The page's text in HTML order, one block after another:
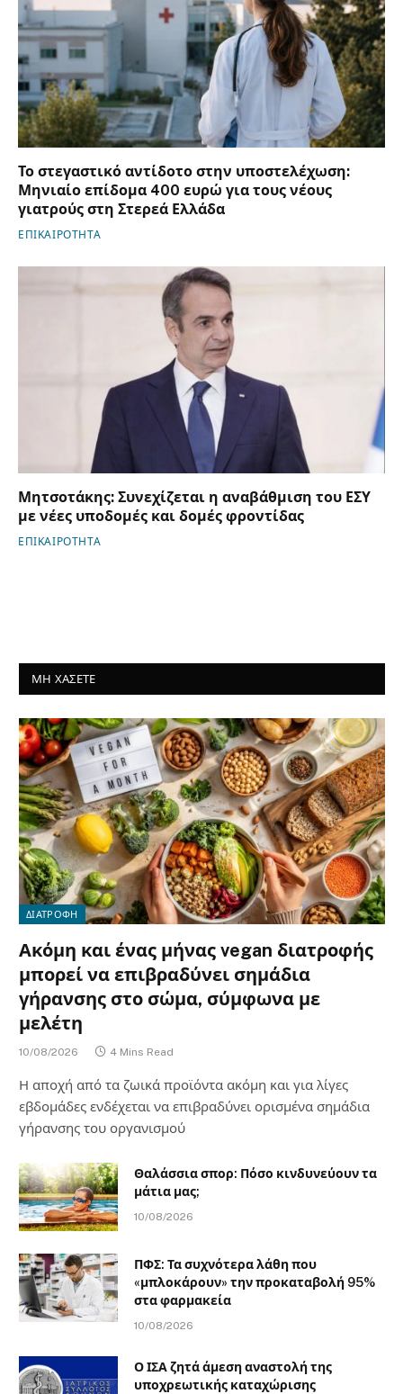
Το στεγαστικό αντίδοτο στην υποστελέχωση:
Μηνιαίο επίδομα 400 ευρώ για τους νέους
γιατρούς στη Στερεά Ελλάδα
ΕΠΙΚΑΙΡΟΤΗΤΑ
Μητσοτάκης: Συνεχίζεται η αναβάθμιση του ΕΣΥ
με νέες υποδομές και δομές φροντίδας
ΕΠΙΚΑΙΡΟΤΗΤΑ
ΜΗ ΧΑΣΕΤΕ
ΔΙΑΤΡΟΦΗ
Ακόμη και ένας μήνας vegan διατροφής
μπορεί να επιβραδύνει σημάδια
γήρανσης στο σώμα, σύμφωνα με
μελέτη
10/08/2026 4 Mins Read
Η αποχή από τα ζωικά προϊόντα ακόμη και για λίγες
εβδομάδες ενδέχεται να επιβραδύνει ορισμένα σημάδια
γήρανσης του οργανισμού
Θαλάσσια σπορ: Πόσο κινδυνεύουν τα
μάτια μας;
10/08/2026
ΠΦΣ: Τα συχνότερα λάθη που
«μπλοκάρουν» την προκαταβολή 95%
στα φαρμακεία
10/08/2026
Ο ΙΣΑ ζητά άμεση αναστολή της
υποχρεωτικής καταχώρισης